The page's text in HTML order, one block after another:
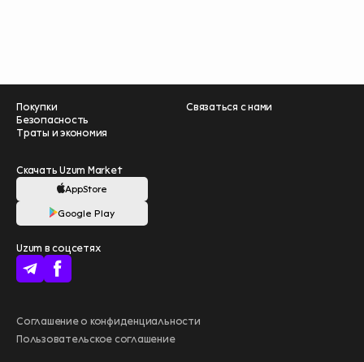
Покупки
Безопасность
Траты и экономия
Связаться с нами
Скачать Uzum Market
AppStore
Google Play
Соглашение о конфиденциальности
Пользовательское соглашение
Uzum в соцсетях
Больше выгоды
с Uzum Bank
Помогите нам
стать лучше –
пройдите опрос